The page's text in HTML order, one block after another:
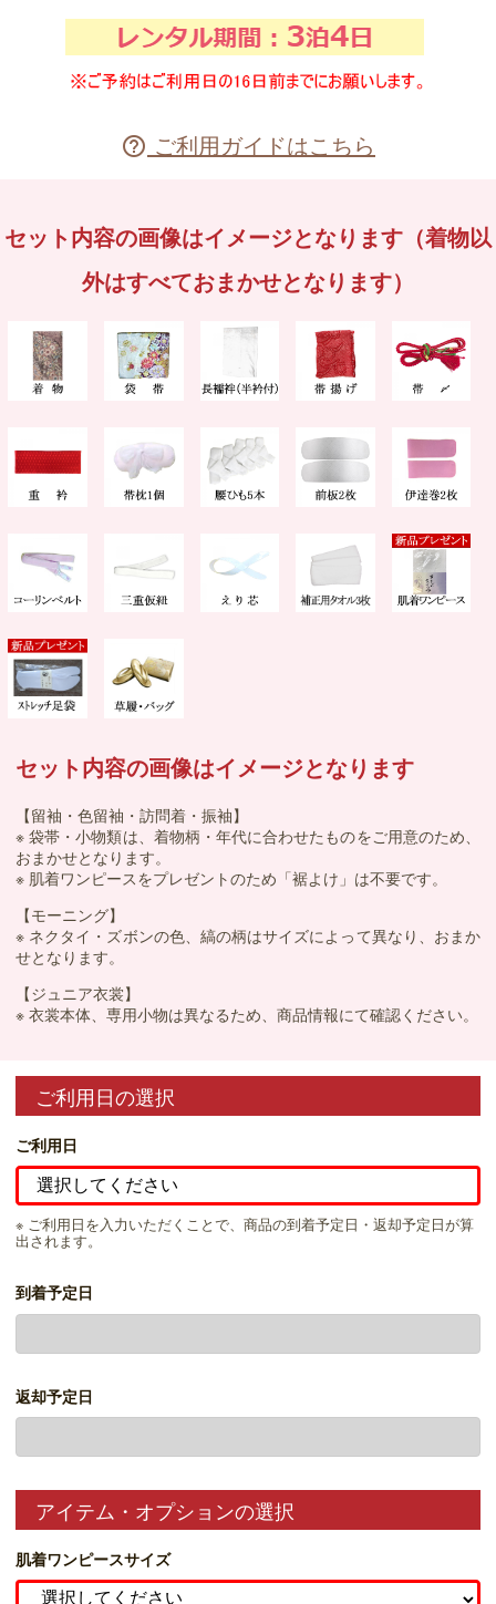
 ご利用ガイドはこちら
セット内容の画像はイメージとなります（着物以
外はすべておまかせとなります）
セット内容の画像はイメージとなります
【留袖・色留袖・訪問着・振袖】
※ 袋帯・小物類は、着物柄・年代に合わせたものをご用意のため、
おまかせとなります。
※ 肌着ワンピースをプレゼントのため「裾よけ」は不要です。
【モーニング】
※ ネクタイ・ズボンの色、縞の柄はサイズによって異なり、おまか
せとなります。
【ジュニア衣裳】
※ 衣裳本体、専用小物は異なるため、商品情報にて確認ください。
ご利用日の選択
ご利用日
※ ご利用日を入力いただくことで、商品の到着予定日・返却予定日が算
出されます。
到着予定日
返却予定日
アイテム・オプションの選択
肌着ワンピースサイズ